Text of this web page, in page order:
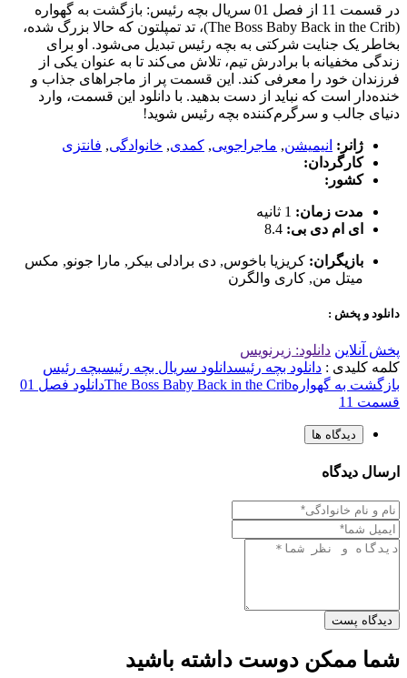
در قسمت 11 از فصل 01 سریال بچه رئیس: بازگشت به گهواره
(The Boss Baby Back in the Crib)، تد تمپلتون که حالا بزرگ شده،
بخاطر یک جنایت شرکتی به بچه رئیس تبدیل می‌شود. او برای
زندگی مخفیانه با برادرش تیم، تلاش می‌کند تا به عنوان یکی از
فرزندان خود را معرفی کند. این قسمت پر از ماجراهای جذاب و
خنده‌دار است که نباید از دست بدهید. با دانلود این قسمت، وارد
دنیای جالب و سرگرم‌کننده بچه رئیس شوید!
ژانر: انیمیشن, ماجراجویی, کمدی, خانوادگی, فانتزی
کارگردان:
کشور:
مدت زمان: 1 ثانیه
ای ام دی بی: 8.4
بازیگران: کریزیا باخوس, دی برادلی بیکر , مارا جونو, مکس
میتل من, کاری والگرن
دانلود و پخش :
پخش آنلاین دانلود: زیرنویس
کلمه کلیدی : دانلود بچه رئیسدانلود سریال بچه رئیسبچه رئیس
بازگشت به گهوارهThe Boss Baby Back in the Crib
دانلود فصل 01
قسمت 11
دیدگاه ها
ارسال دیدگاه
دیدگاه پست
شما ممکن دوست داشته باشید